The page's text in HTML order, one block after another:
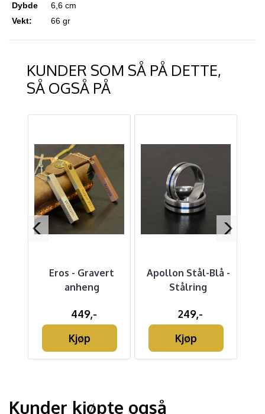
Dybde
6,6 cm
Vekt:
66 gr
KUNDER SOM SÅ PÅ DETTE,
SÅ OGSÅ PÅ
Eros - Gravert
anheng
449,-
Kjøp
Apollon Stål-Blå -
Stålring
249,-
Kjøp
Kunder kjøpte også